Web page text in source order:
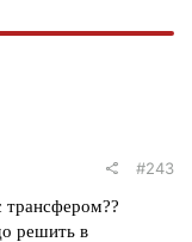
#243
трансфером??
решить в